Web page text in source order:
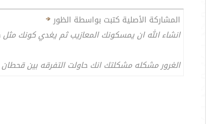
المشاركة الأصلية كتبت بواسطة الظور
انشاء الله ان يمسكونك المعازيب ثم يغدي كونك
الغرور مشكله مشكلتك انك حاولت التفرقه بين